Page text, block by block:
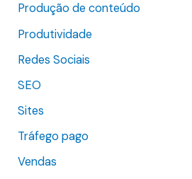
Produção de conteúdo
Produtividade
Redes Sociais
SEO
Sites
Tráfego pago
Vendas